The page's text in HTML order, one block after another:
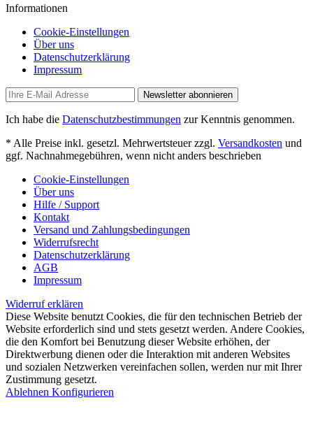
Informationen
Cookie-Einstellungen
Über uns
Datenschutzerklärung
Impressum
Newsletter abonnieren
Ich habe die Datenschutzbestimmungen zur Kenntnis genommen.
* Alle Preise inkl. gesetzl. Mehrwertsteuer zzgl. Versandkosten und
ggf. Nachnahmegebühren, wenn nicht anders beschrieben
Cookie-Einstellungen
Über uns
Hilfe / Support
Kontakt
Versand und Zahlungsbedingungen
Widerrufsrecht
Datenschutzerklärung
AGB
Impressum
Widerruf erklären
Diese Website benutzt Cookies, die für den technischen Betrieb der
Website erforderlich sind und stets gesetzt werden. Andere Cookies,
die den Komfort bei Benutzung dieser Website erhöhen, der
Direktwerbung dienen oder die Interaktion mit anderen Websites
und sozialen Netzwerken vereinfachen sollen, werden nur mit Ihrer
Zustimmung gesetzt.
Ablehnen Konfigurieren